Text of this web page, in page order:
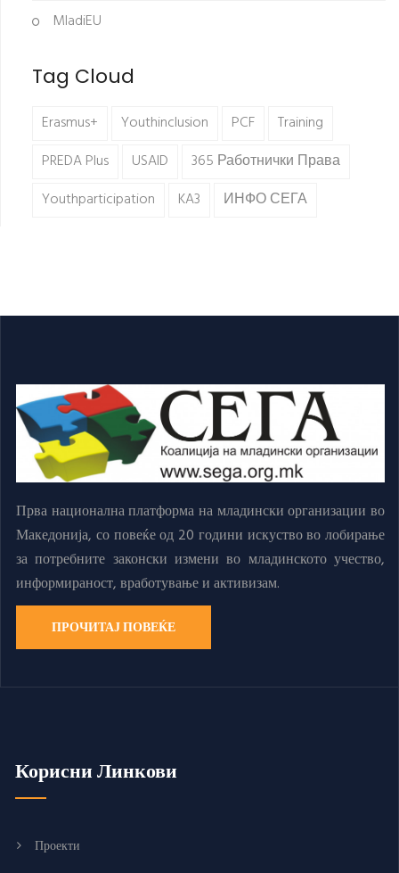
MladiEU
Tag Cloud
Erasmus+ Youthinclusion PCF
Training
PREDA Plus
USAID
365 Работнички Права
Youthparticipation
KA3 ИНФО СЕГА
Прва национална платформа на младински организации во
Македонија, со повеќе од 20 години искуство во лобирање
за потребните законски измени во младинското учество,
информираност, вработување и активизам.
ПРОЧИТАЈ ПОВЕЌЕ
Корисни Линкови
Проекти